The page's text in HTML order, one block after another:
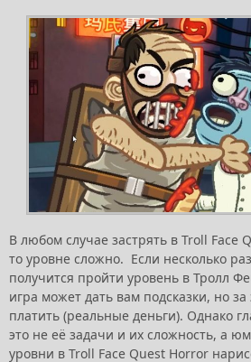
В любом случае застрять в Troll Face
то уровне сложно. Если несколько
получится пройти уровень в Тролл
игра может дать вам подсказки, но
платить (реальные деньги). Однако
это не её задачи и их сложность, а
уровни в Troll Face Quest Horror